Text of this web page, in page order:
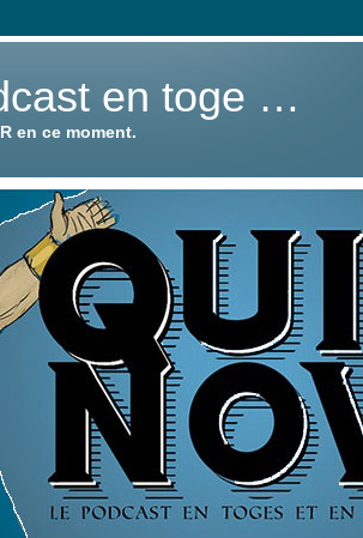
en toge …
en ce moment.